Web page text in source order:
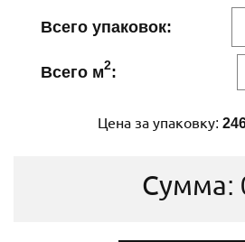
Всего упаковок:
Всего м2:
Цена за упаковку:
Сумма: